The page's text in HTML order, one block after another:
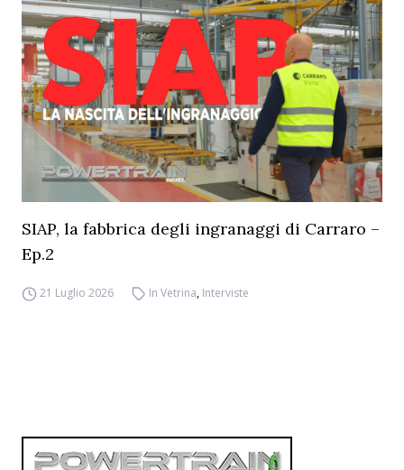
SIAP, la fabbrica degli ingranaggi di Carraro –
Ep.2
21 Luglio 2026 In Vetrina, Interviste